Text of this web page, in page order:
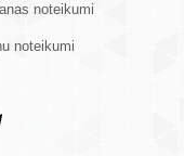
noteikumi
noteikumi